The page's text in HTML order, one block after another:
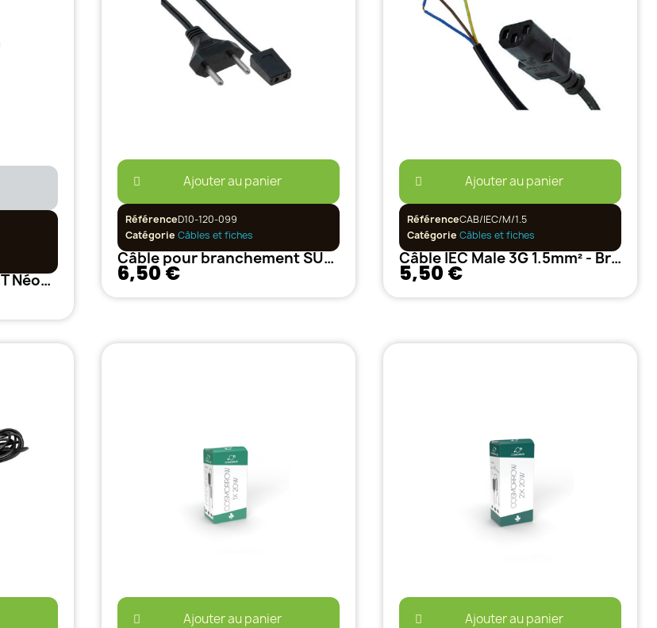
Câble IEC pour relier KIT Néon bouturage secret jardin
Ajouter au panier
RéférenceD10-120-099
CatégorieCâbles et fiches
Câble pour branchement SUNON
6,50 €
Ajouter au panier
RéférenceCAB/IEC/M/1.5
CatégorieCâbles et fiches
Câble IEC Male 3G 1.5mm² - Branchement Ballasts Electroniques
5,50 €
Ajouter au panier Ajouter au panier